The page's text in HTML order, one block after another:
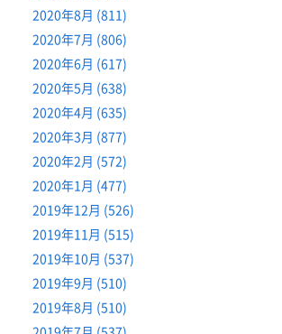
2020年8月 (811)
2020年7月 (806)
2020年6月 (617)
2020年5月 (638)
2020年4月 (635)
2020年3月 (877)
2020年2月 (572)
2020年1月 (477)
2019年12月 (526)
2019年11月 (515)
2019年10月 (537)
2019年9月 (510)
2019年8月 (510)